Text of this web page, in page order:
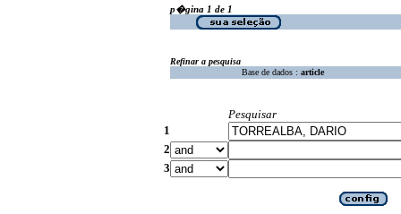
p�gina 1 de 1
Refinar a pesquisa
Base de dados : article
Pesquisar
1
2
3